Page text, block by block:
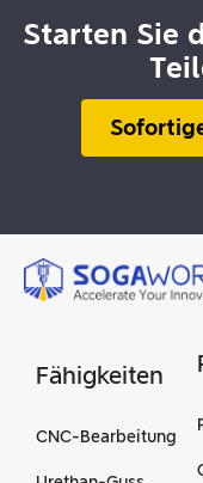
Starten Sie
Fähigkeiten
CNC-Bearbeitung